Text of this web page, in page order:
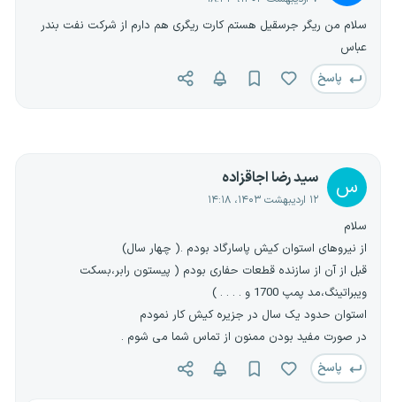
سلام من ریگر جرسقیل هستم کارت ریگری هم دارم از شرکت نفت بندر
عباس
پاسخ
س سید رضا اجاقزاده
۱۲ اردیبهشت ۱۴۰۳، ۱۴:۱۸
سلام
از نیروهای استوان کیش پاسارگاد بودم .( چهار سال)
قبل از آن از سازنده قطعات حفاری بودم ( پیستون رابر،بسکت
ویبراتینگ،مد پمپ 1700 و . . . . )
استوان حدود یک سال در جزیره کیش کار نمودم
در صورت مفید بودن ممنون از تماس شما می شوم .
پاسخ